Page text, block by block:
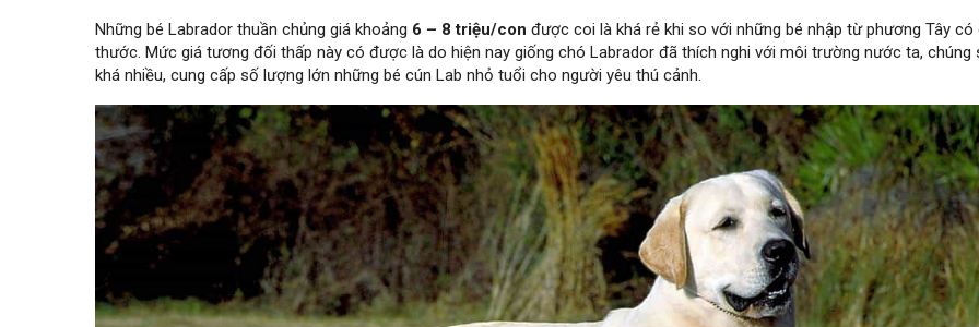
Những bé Labrador thuần chủng giá khoảng 6 – 8 triệu/con được coi là khá rẻ khi so với những bé nhập từ phương Tây có
thước. Mức giá tương đối thấp này có được là do hiện nay giống chó Labrador đã thích nghi với môi trường nước ta, chúng
khá nhiều, cung cấp số lượng lớn những bé cún Lab nhỏ tuổi cho người yêu thú cảnh.